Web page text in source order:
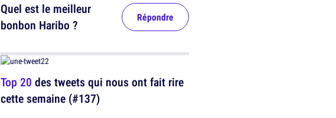
Quel est le meilleur
bonbon Haribo ?
Répondre
Top 20 des tweets qui nous ont fait rire
cette semaine (#137)